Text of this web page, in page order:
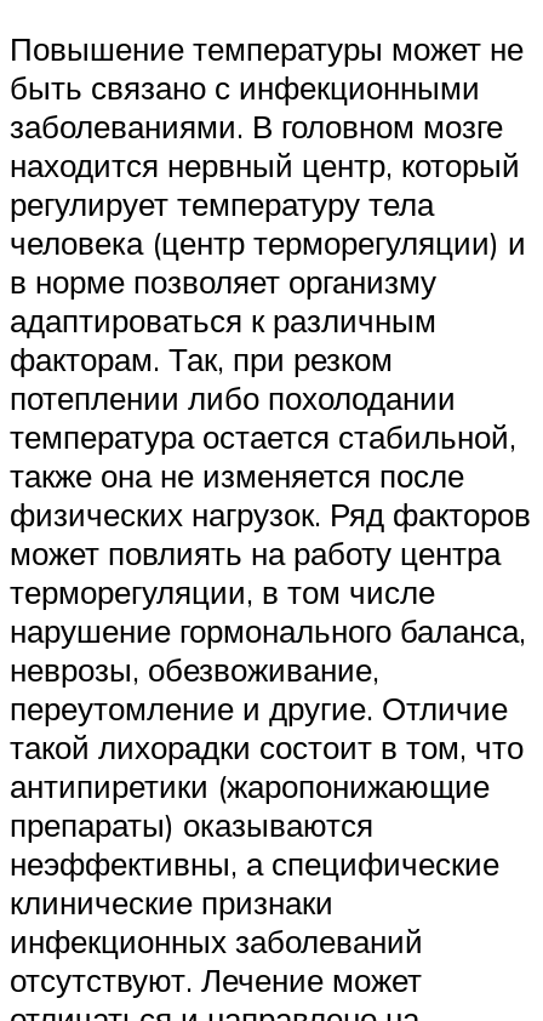
Повышение температуры может не
быть связано с инфекционными
заболеваниями. В головном мозге
находится нервный центр, который
регулирует температуру тела
человека (центр терморегуляции) и
в норме позволяет организму
адаптироваться к различным
факторам. Так, при резком
потеплении либо похолодании
температура остается стабильной,
также она не изменяется после
физических нагрузок. Ряд факторов
может повлиять на работу центра
терморегуляции, в том числе
нарушение гормонального баланса,
неврозы, обезвоживание,
переутомление и другие. Отличие
такой лихорадки состоит в том, что
антипиретики (жаропонижающие
препараты) оказываются
неэффективны, а специфические
клинические признаки
инфекционных заболеваний
отсутствуют. Лечение может